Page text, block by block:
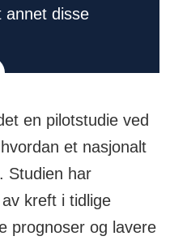
annet disse
en pilotstudie ved
et nasjonalt
Studien har
kreft i tidlige
prognoser og lavere